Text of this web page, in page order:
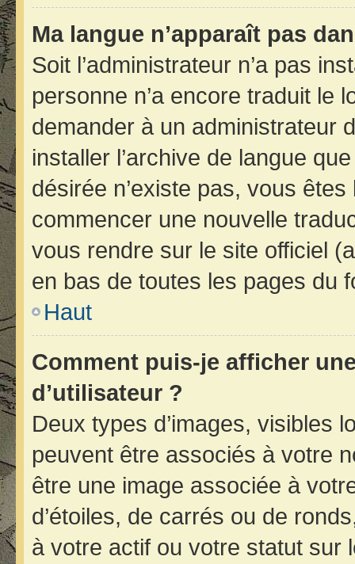
Ma langue n’apparaît pas
Soit l’administrateur n’a pas
personne n’a encore traduit le
demander à un administrateur
installer l’archive de langue
désirée n’existe pas, vous
commencer une nouvelle
vous rendre sur le site officiel
en bas de toutes les pages du
Haut
Comment puis-je afficher
d’utilisateur ?
Deux types d’images, visibles
peuvent être associés à votre
être une image associée à
d’étoiles, de carrés ou de
à votre actif ou votre statut sur